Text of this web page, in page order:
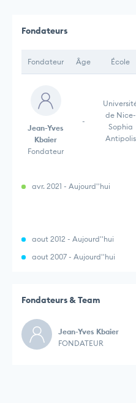
Fondateurs
Fondateur Âge École
Jean-Yves
Kbaier
Fondateur
-
de Nice-
Sophia
Antipolis
avr. 2021 - Aujourd''hui
aout 2012 - Aujourd''hui
aout 2007 - Aujourd''hui
Fondateurs & Team
Jean-Yves Kbaier
FONDATEUR